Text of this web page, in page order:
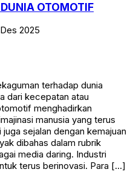
OTOMOTIF
2025
terhadap dunia
dari kecepatan atau
menghadirkan
manusia yang terus
sejalan dengan kemajuan
dibahas dalam rubrik
media daring. Industri
terus berinovasi. Para […]